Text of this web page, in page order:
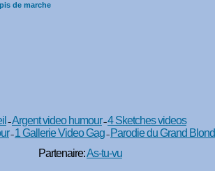
de marche
--Argent video humour--4 Sketches videos
--1 Gallerie Video Gag-- Parodie du Grand Blond
Partenaire:As-tu-vu